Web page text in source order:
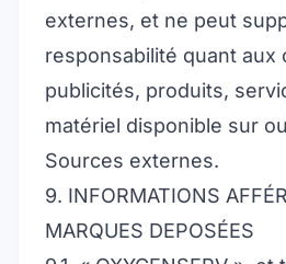
externes, et ne peut
responsabilité quant aux
publicités, produits,
matériel disponible sur
Sources externes.
9. INFORMATIONS
MARQUES DEPOSÉES